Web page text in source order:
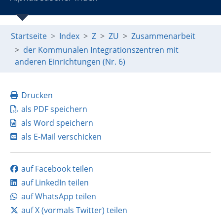
Startseite Index Z ZU
Zusammenarbeit
der Kommunalen Integrationszentren mit
anderen Einrichtungen (Nr. 6)
Drucken
als PDF speichern
als Word speichern
als E-Mail verschicken
auf Facebook teilen
auf LinkedIn teilen
auf WhatsApp teilen
auf X (vormals Twitter) teilen